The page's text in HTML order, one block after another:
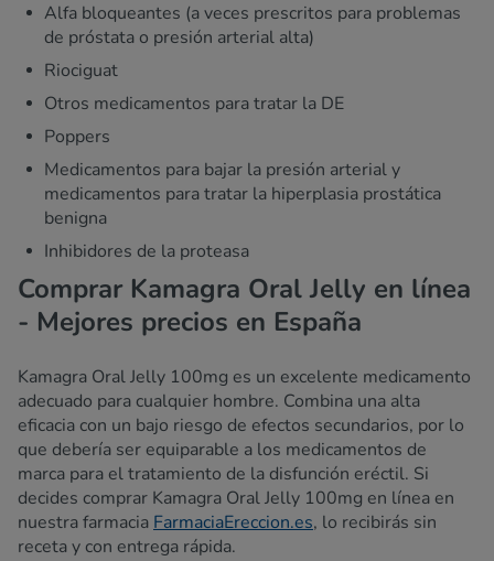
Alfa bloqueantes (a veces prescritos para problemas
de próstata o presión arterial alta)
Riociguat
Otros medicamentos para tratar la DE
Poppers
Medicamentos para bajar la presión arterial y
medicamentos para tratar la hiperplasia prostática
benigna
Inhibidores de la proteasa
Comprar Kamagra Oral Jelly en línea
- Mejores precios en España
Kamagra Oral Jelly 100mg es un excelente medicamento
adecuado para cualquier hombre. Combina una alta
eficacia con un bajo riesgo de efectos secundarios, por lo
que debería ser equiparable a los medicamentos de
marca para el tratamiento de la disfunción eréctil. Si
decides comprar Kamagra Oral Jelly 100mg en línea en
nuestra farmacia FarmaciaEreccion.es, lo recibirás sin
receta y con entrega rápida.